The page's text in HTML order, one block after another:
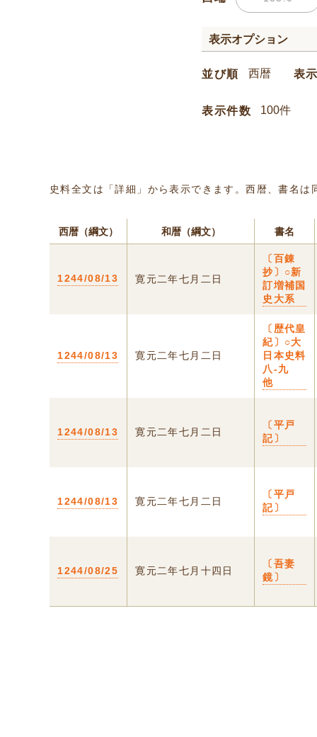
表示オプション
並び順 表
表示件数
史料全文は「詳細」から表示できます。西暦、書名
西暦（綱文） 和暦（綱文） 書名
1244/08/13 寛元二年七月二日
〔百錬
抄〕○新
訂増補国
史大系
1244/08/13 寛元二年七月二日
〔歴代皇
紀〕○大
日本史料
八-九
他
1244/08/13 寛元二年七月二日
〔平戸
記〕
1244/08/13 寛元二年七月二日
〔平戸
記〕
1244/08/25 寛元二年七月十四日
〔吾妻
鏡〕